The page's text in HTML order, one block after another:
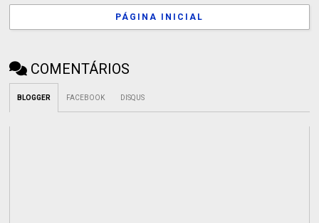
PÁGINA INICIAL
COMENTÁRIOS
BLOGGER FACEBOOK DISQUS